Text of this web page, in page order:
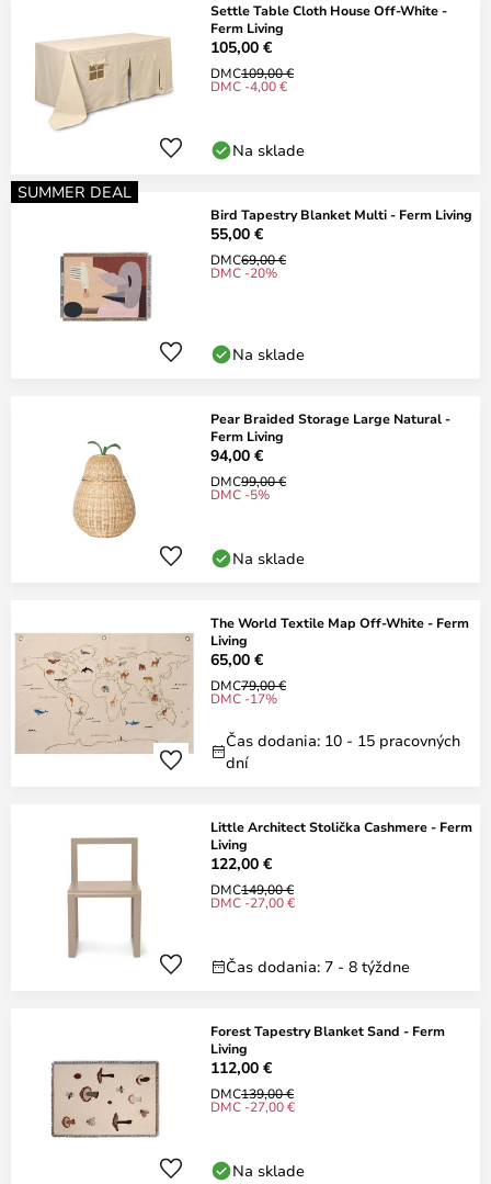
Settle Table Cloth House Off-White -
Ferm Living
105,00 €
DMC109,00 €
DMC -4,00 €
Na sklade
SUMMER DEAL
Bird Tapestry Blanket Multi - Ferm Living
55,00 €
DMC69,00 €
DMC -20%
Na sklade
Pear Braided Storage Large Natural -
Ferm Living
94,00 €
DMC99,00 €
DMC -5%
Na sklade
The World Textile Map Off-White - Ferm
Living
65,00 €
DMC79,00 €
DMC -17%
Čas dodania: 10 - 15 pracovných
dní
Little Architect Stolička Cashmere - Ferm
Living
122,00 €
DMC149,00 €
DMC -27,00 €
Čas dodania: 7 - 8 týždne
Forest Tapestry Blanket Sand - Ferm
Living
112,00 €
DMC139,00 €
DMC -27,00 €
Na sklade